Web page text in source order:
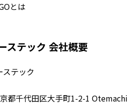
とは
ステック 会社概要
テック
都千代田区大手町1-2-1 Otemachi